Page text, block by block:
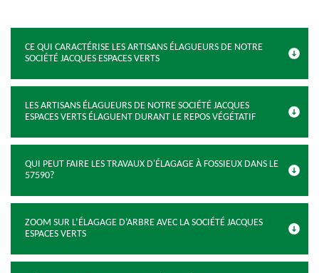
CE QUI CARACTÉRISE LES ARTISANS ÉLAGUEURS DE NOTRE
SOCIÉTÉ JACQUES ESPACES VERTS
LES ARTISANS ÉLAGUEURS DE NOTRE SOCIÉTÉ JACQUES
ESPACES VERTS ÉLAGUENT DURANT LE REPOS VÉGÉTATIF
QUI PEUT FAIRE LES TRAVAUX D'ÉLAGAGE À FOSSIEUX DANS LE
57590?
ZOOM SUR L’ÉLAGAGE D’ARBRE AVEC LA SOCIÉTÉ JACQUES
ESPACES VERTS